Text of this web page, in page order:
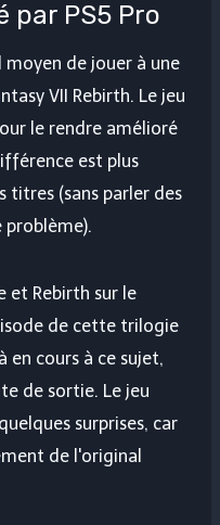
par PS5 Pro
moyen de jouer à une
VII Rebirth. Le jeu
le rendre amélioré
est plus
titres (sans parler des
problème).
et Rebirth sur le
de cette trilogie
en cours à ce sujet,
de sortie. Le jeu
surprises, car
de l'original